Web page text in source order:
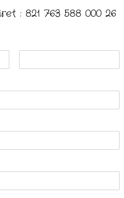
: 821 763 588 000 26
N
a